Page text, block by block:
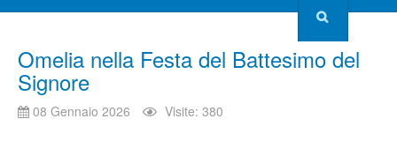
Omelia nella Festa del Battesimo del
Signore
08 Gennaio 2026 Visite: 380